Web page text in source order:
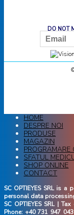
DO NOT
HOME
DESPRE NOI
PRODUSE
MAGAZIN
PROGRAMARE
SFATUL
SHOP ONLINE
CONTACT
SC OPTIEYES SRL is
personal data
SC OPTIEYES SRL |
Phone: +40 731 947